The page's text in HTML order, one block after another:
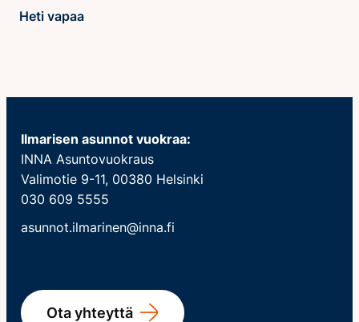
Heti vapaa
Ilmarisen asunnot vuokraa:
INNA Asuntovuokraus
Valimotie 9-11, 00380 Helsinki
030 609 5555
asunnot.ilmarinen@inna.fi
Ota yhteyttä